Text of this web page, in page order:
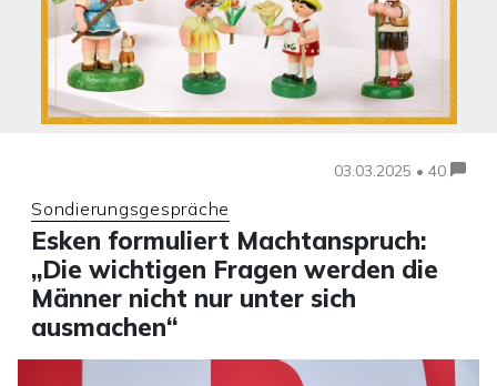
03.03.2025 • 40
Sondierungsgespräche
Esken formuliert Machtanspruch:
„Die wichtigen Fragen werden die
Männer nicht nur unter sich
ausmachen“